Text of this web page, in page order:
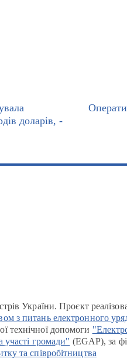
доларів, -
України. Проєкт
з питань електронного
технічної допомоги
участі громади" (EGAP), за
та співробітництва